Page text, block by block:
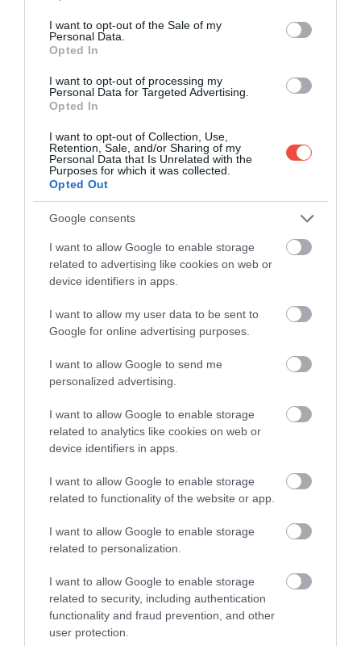
use your data for below specified purposes in below Google
consent section.
I want to opt-out of the Sale of my
Personal Data.
Opted In
I want to opt-out of processing my
Personal Data for Targeted Advertising.
Opted In
I want to opt-out of Collection, Use,
Retention, Sale, and/or Sharing of my
Personal Data that Is Unrelated with the
Purposes for which it was collected.
Opted Out
Google consents
I want to allow Google to enable storage
related to advertising like cookies on web or
device identifiers in apps.
I want to allow my user data to be sent to
Google for online advertising purposes.
I want to allow Google to send me
personalized advertising.
I want to allow Google to enable storage
related to analytics like cookies on web or
device identifiers in apps.
I want to allow Google to enable storage
related to functionality of the website or app.
I want to allow Google to enable storage
related to personalization.
I want to allow Google to enable storage
related to security, including authentication
functionality and fraud prevention, and other
user protection.
Odată cu intrarea în exploatare, Eurostar ar putea
opera până la 67 de trenuri, deschizând drumul
pentru frecvențe mai mari și rute noi. Prioritate au
conexiunile din Londra ce pot fi parcurse în mai
concura direct avionul la „timpul util”:
pleci din
centru și ajungi în centru, fără transferuri lungi
către/de la aeroport și fără cozile de la securitate și
îmbarcare. Minutelor câștigate la capete li se
adaugă formalități mai simple, ceea ce transformă
scurte și medii.
Interesant!Căi ferate de mare viteză în
Europa? Acestea sunt țările cu cele mai
multe linii de mare viteză